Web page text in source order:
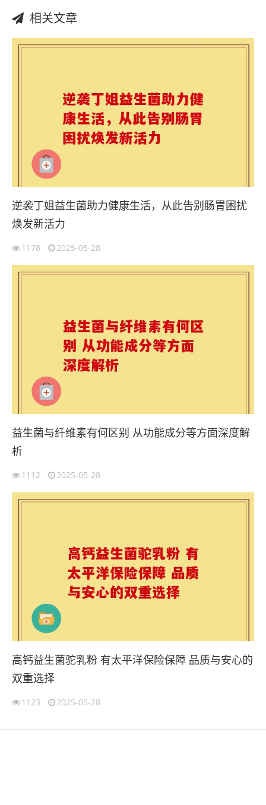
相关文章
逆袭丁姐益生菌助力健康生活，从此告别肠胃困扰
焕发新活力
1178 2025-05-28
益生菌与纤维素有何区别 从功能成分等方面深度解
析
1112 2025-05-28
高钙益生菌驼乳粉 有太平洋保险保障 品质与安心的
双重选择
1123 2025-05-28